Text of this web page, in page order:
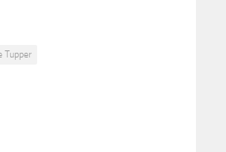
Tupper